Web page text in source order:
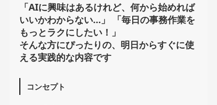
「AIに興味はあるけれど、何から始めれば
いいかわからない…」 「毎日の事務作業を
もっとラクにしたい！」
そんな方にぴったりの、明日からすぐに使
える実践的な内容です
コンセプト